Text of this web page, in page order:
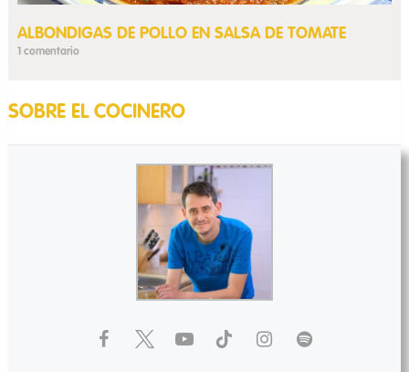
ALBONDIGAS DE POLLO EN SALSA DE TOMATE
1 comentario
SOBRE EL COCINERO